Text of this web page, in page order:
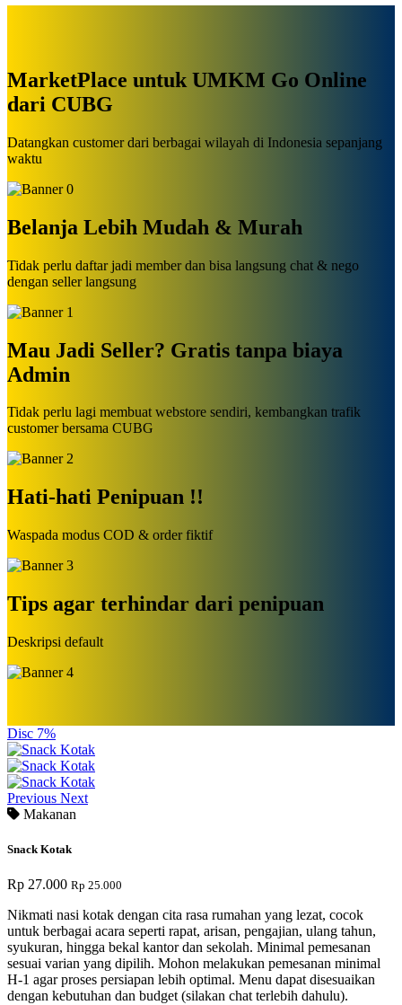
MarketPlace untuk UMKM Go Online
dari CUBG
Datangkan customer dari berbagai wilayah di Indonesia sepanjang
waktu
Belanja Lebih Mudah & Murah
Tidak perlu daftar jadi member dan bisa langsung chat & nego
dengan seller langsung
Mau Jadi Seller? Gratis tanpa biaya
Admin
Tidak perlu lagi membuat webstore sendiri, kembangkan trafik
customer bersama CUBG
Hati-hati Penipuan !!
Waspada modus COD & order fiktif
Tips agar terhindar dari penipuan
Deskripsi default
Disc 7%
Previous Next
Makanan
Snack Kotak
Rp 27.000 Rp 25.000
Nikmati nasi kotak dengan cita rasa rumahan yang lezat, cocok
untuk berbagai acara seperti rapat, arisan, pengajian, ulang tahun,
syukuran, hingga bekal kantor dan sekolah. Minimal pemesanan
sesuai varian yang dipilih. Mohon melakukan pemesanan minimal
H-1 agar proses persiapan lebih optimal. Menu dapat disesuaikan
dengan kebutuhan dan budget (silakan chat terlebih dahulu).